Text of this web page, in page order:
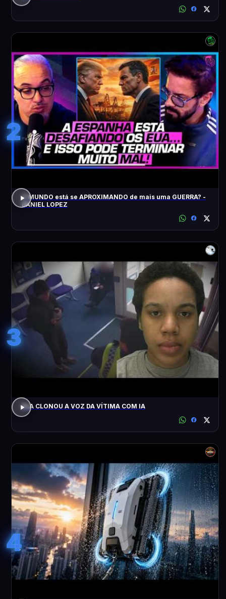
2
O MUNDO está se APROXIMANDO de mais uma GUERRA? -
DANIEL LOPEZ
3
ELA CLONOU A VOZ DA VÍTIMA COM IA
4